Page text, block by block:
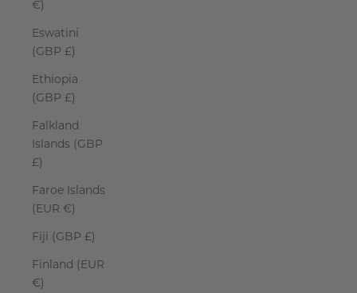
€)
Eswatini
(GBP £)
Ethiopia
(GBP £)
Falkland
Islands (GBP
£)
Faroe Islands
(EUR €)
Fiji (GBP £)
Finland (EUR
€)